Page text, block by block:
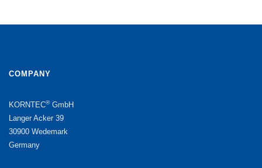
COMPANY
KORNTEC®GmbH
Langer Acker 39
30900 Wedemark
Germany